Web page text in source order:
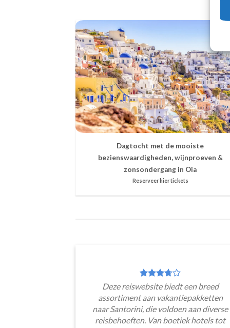
Dagtocht met de mooiste
bezienswaardigheden, wijnproeven &
zonsondergang in Oia
Reserveer hier tickets
Deze reiswebsite biedt een breed
assortiment aan vakantiepakketten
naar Santorini, die voldoen aan diverse
reisbehoeften. Van boetiek hotels tot